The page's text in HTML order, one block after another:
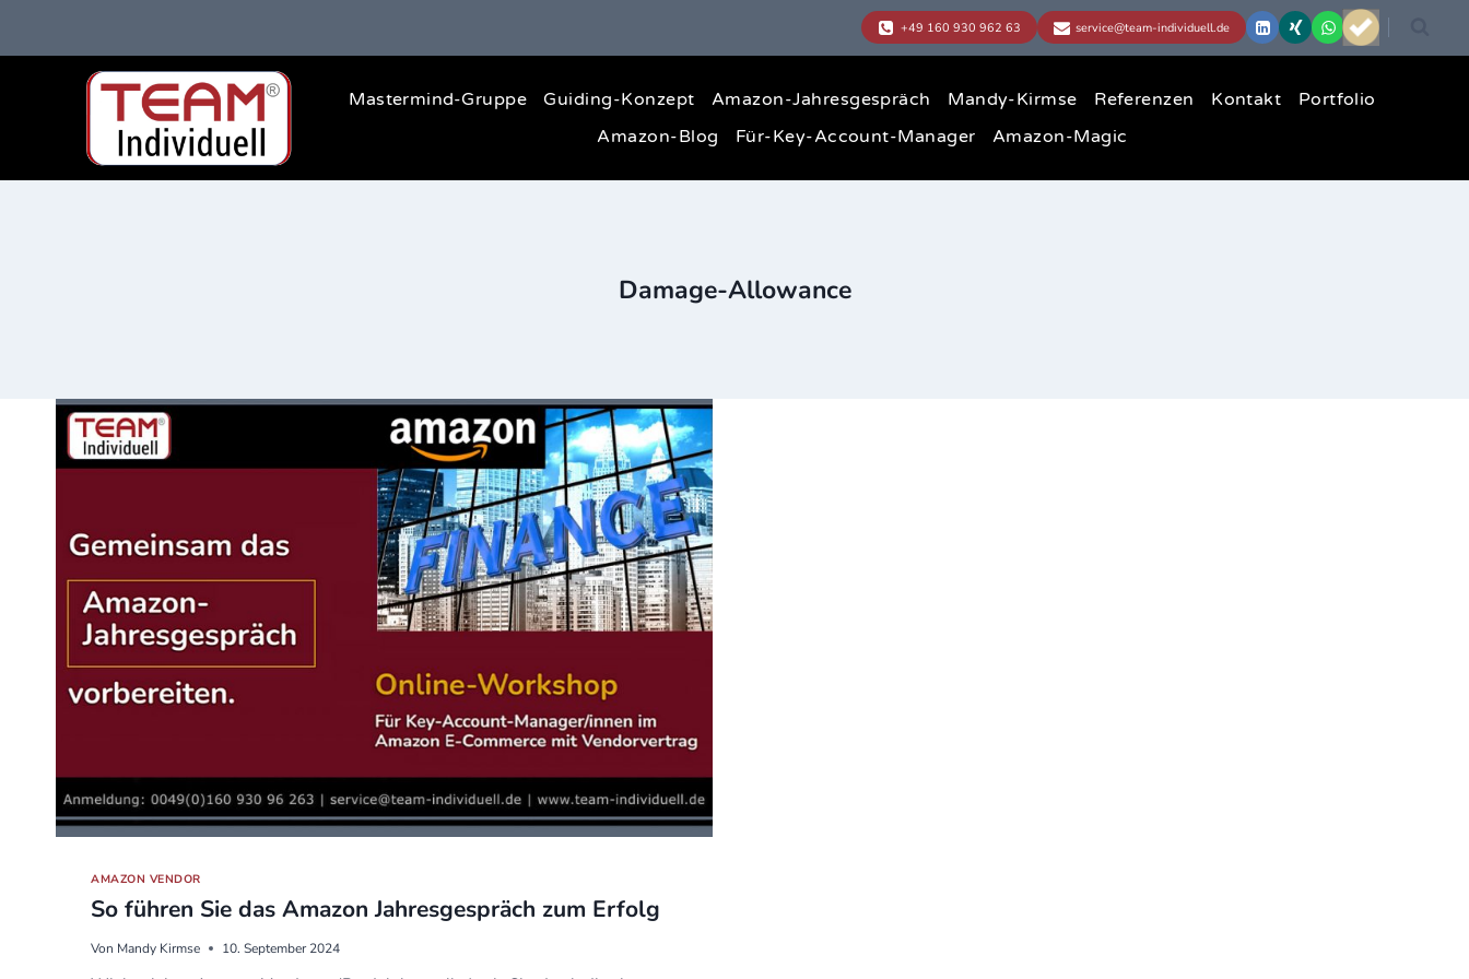
springen
Mastermind-Gruppe
Guiding-Konzept Amazon-Jahresgespräch Mandy-Kirmse Referenzen Kontakt
Portfolio
Amazon-Blog
Für-Key-Account-Manager Amazon-Magic
Damage-Allowance
AMAZON VENDOR
So führen Sie das Amazon Jahresgespräch zum Erfolg
Von Mandy Kirmse 10. September 2024